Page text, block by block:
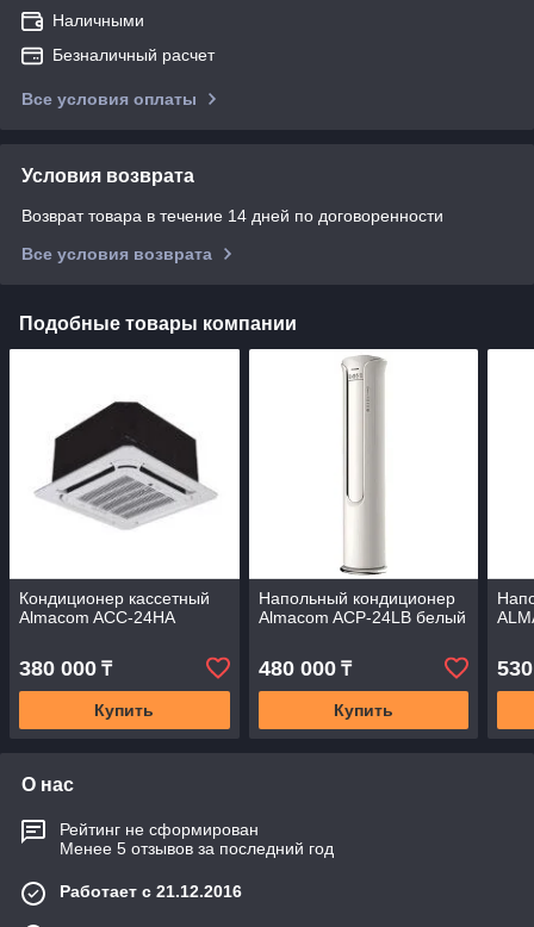
Наличными
Безналичный расчет
Все условия оплаты
Условия возврата
Возврат товара в течение 14 дней по договоренности
Все условия возврата
Подобные товары компании
Кондиционер кассетный
Almacom ACC-24HA
380 000 ₸
Купить
Напольный кондиционер
Almacom ACP-24LB белый
480 000₸
Купить
О нас
Рейтинг не сформирован
Менее 5 отзывов за последний год
Работает с 21.12.2016